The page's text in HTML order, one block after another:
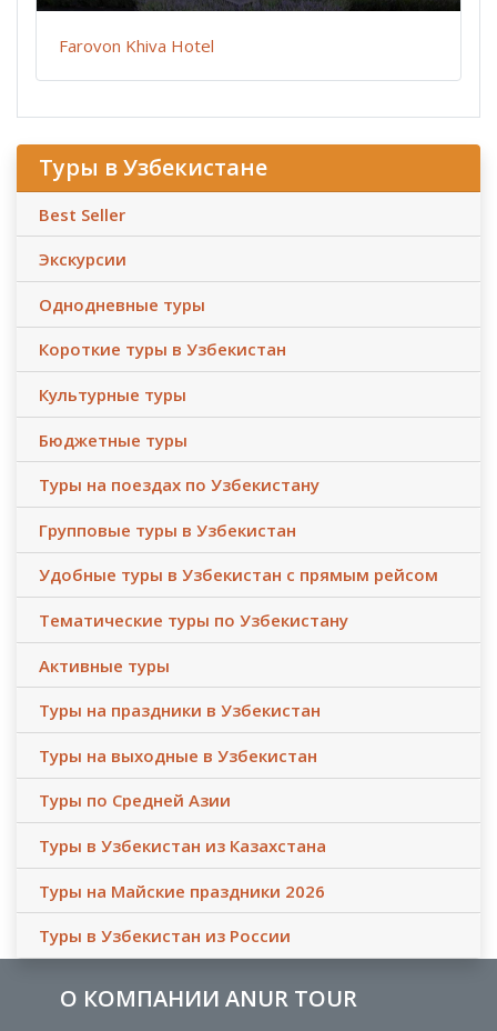
Farovon Khiva Hotel
Туры в Узбекистане
Best Seller
Экскурсии
Однодневные туры
Короткие туры в Узбекистан
Культурные туры
Бюджетные туры
Туры на поездах по Узбекистану
Групповые туры в Узбекистан
Удобные туры в Узбекистан с прямым рейсом
Тематические туры по Узбекистану
Активные туры
Туры на праздники в Узбекистан
Туры на выходные в Узбекистан
Туры по Средней Азии
Туры в Узбекистан из Казахстана
Туры на Майские праздники 2026
Туры в Узбекистан из России
О КОМПАНИИ ANUR TOUR